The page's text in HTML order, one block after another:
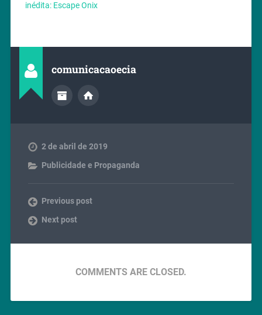
inédita: Escape Onix
comunicacaoecia
2 de abril de 2019
Publicidade e Propaganda
Previous post
Next post
COMMENTS ARE CLOSED.